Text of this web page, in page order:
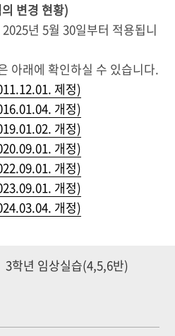
변경 현황)
년 5월 30일부터 적용됩니
아래에 확인하실 수 있습니다.
제정)
개정)
개정)
개정)
개정)
개정)
개정)
3학년 임상실습(4,5,6반)